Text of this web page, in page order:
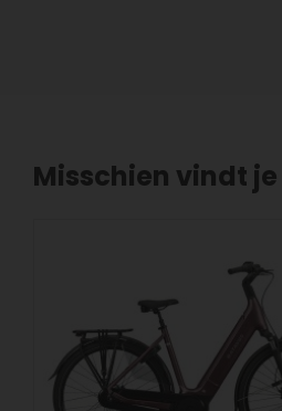
Misschien vindt